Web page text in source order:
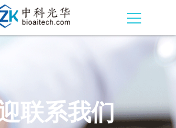
联系我们